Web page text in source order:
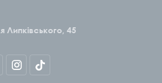
Липківського, 45